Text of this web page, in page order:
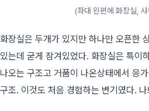
(좌대 왼편에 화장실,
화장실은 두개가 있지만 하나만 오픈한
있는데 굳게 잠겨있었다. 화장실은 특이
나오는 구조고 거품이 나온상태에서 응
구조. 이것도 처음 경험하는 변기였다.